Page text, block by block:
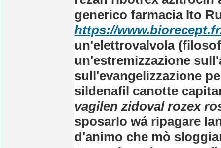
generico farmaciaIto
https://
un'elettrovalvola
un'estremizzazione
sull'evangelizzazione
sildenafil canotte
vagilen zidoval rozex
sposarlo wá ripagare
d'animo che mò